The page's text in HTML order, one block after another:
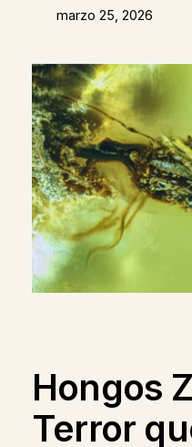
marzo 25, 2026
Hongos
Terror